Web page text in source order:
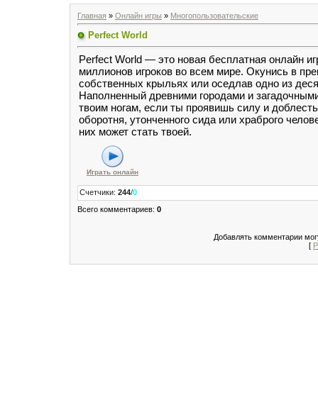
Главная » Онлайн игры » Многопользовательские
Perfect World
Perfect World — это новая бесплатная онлайн
миллионов игроков во всем мире. Окунись в
собственных крыльях или оседлав одно из
Наполненный древними городами и
твоим ногам, если ты проявишь силу и
оборотня, утонченного сида или храброго
них может стать твоей.
Играть онлайн
Счетчики: 244/0
Всего комментариев: 0
Добавлять комментарии
[